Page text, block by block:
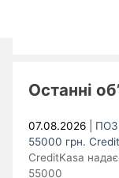
Останні
07.08.2026
55000 грн.
CreditKasa
55000